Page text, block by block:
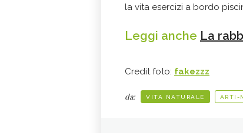
la vita esercizi a bordo
Leggi anche La
Credit foto: fakezzz
da: VITA NATURALE ARTI-